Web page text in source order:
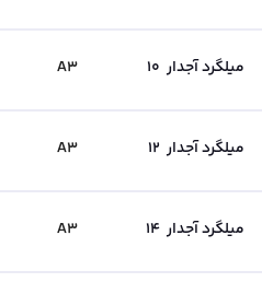
میلگرد آجدار 10
A3
میلگرد آجدار 12
A3
میلگرد آجدار 14
A3